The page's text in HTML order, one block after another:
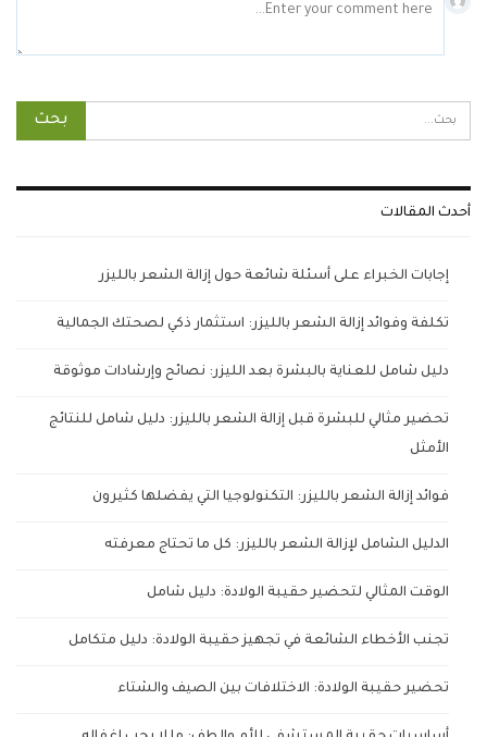
أحدث المقالات
إجابات الخبراء على أسئلة شائعة حول إزالة الشعر بالليزر
تكلفة وفوائد إزالة الشعر بالليزر: استثمار ذكي لصحتك الجمالية
دليل شامل للعناية بالبشرة بعد الليزر: نصائح وإرشادات موثوقة
تحضير مثالي للبشرة قبل إزالة الشعر بالليزر: دليل شامل للنتائج
الأمثل
فوائد إزالة الشعر بالليزر: التكنولوجيا التي يفضلها كثيرون
الدليل الشامل لإزالة الشعر بالليزر: كل ما تحتاج معرفته
الوقت المثالي لتحضير حقيبة الولادة: دليل شامل
تجنب الأخطاء الشائعة في تجهيز حقيبة الولادة: دليل متكامل
تحضير حقيبة الولادة: الاختلافات بين الصيف والشتاء